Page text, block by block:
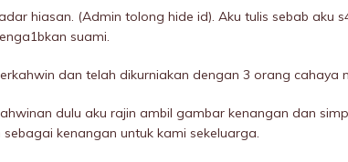
hiasan. (Admin tolong hide id). Aku tulis sebab aku
suami.
dan telah dikurniakan dengan 3 orang cahaya
dulu aku rajin ambil gambar kenangan dan
kenangan untuk kami sekeluarga.